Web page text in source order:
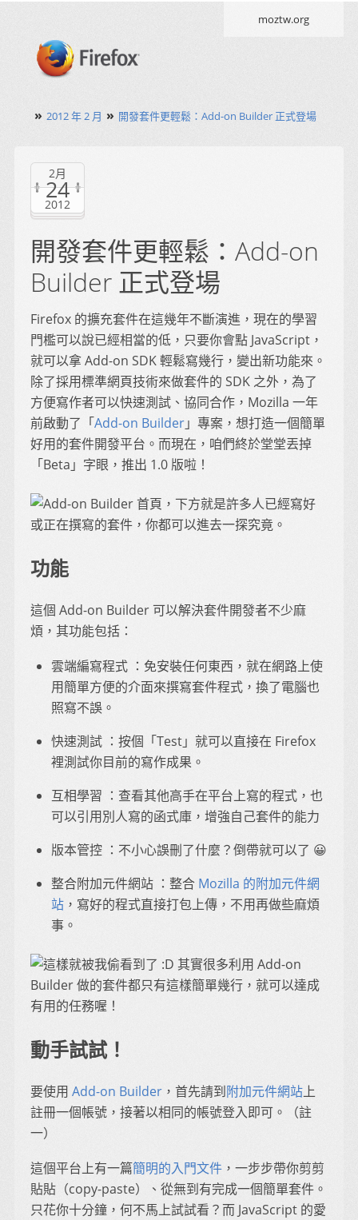
moztw.org
» 2012 年 2 月 » 開發套件更輕鬆：Add-on Builder 正式登場
2月
24
2012
開發套件更輕鬆：Add-on
Builder 正式登場
Firefox 的擴充套件在這幾年不斷演進，現在的學習
門檻可以說已經相當的低，只要你會點 JavaScript，
就可以拿 Add-on SDK 輕鬆寫幾行，變出新功能來。
除了採用標準網頁技術來做套件的 SDK 之外，為了
方便寫作者可以快速測試、協同合作，Mozilla 一年
前啟動了「Add-on Builder」專案，想打造一個簡單
好用的套件開發平台。而現在，咱們終於堂堂丟掉
「Beta」字眼，推出 1.0 版啦！
功能
這個 Add-on Builder 可以解決套件開發者不少麻
煩，其功能包括：
雲端編寫程式 ：免安裝任何東西，就在網路上使
用簡單方便的介面來撰寫套件程式，換了電腦也
照寫不誤。
快速測試 ：按個「Test」就可以直接在 Firefox
裡測試你目前的寫作成果。
互相學習 ：查看其他高手在平台上寫的程式，也
可以引用別人寫的函式庫，增強自己套件的能力
版本管控 ：不小心誤刪了什麼？倒帶就可以了 😀
整合附加元件網站 ：整合 Mozilla 的附加元件網
站，寫好的程式直接打包上傳，不用再做些麻煩
事。
動手試試！
要使用 Add-on Builder ，首先請到附加元件網站上
註冊一個帳號，接著以相同的帳號登入即可。（註
一）
這個平台上有一篇簡明的入門文件 ，一步步帶你剪剪
貼貼（copy-paste）、從無到有完成一個簡單套件。
只花你十分鐘，何不馬上試試看？而 JavaScript 的愛